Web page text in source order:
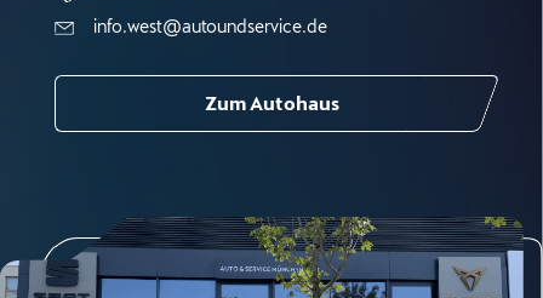
info.west@autoundservice.de
Zum Autohaus